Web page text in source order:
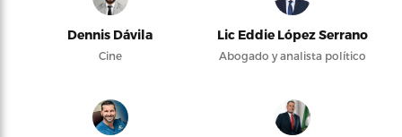
Dennis Dávila
Cine
Lic Eddie López Serrano
Abogado y analista político